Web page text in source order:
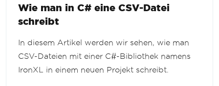
Wie man in C# eine CSV-Datei
schreibt
In diesem Artikel werden wir sehen, wie man
CSV-Dateien mit einer C#-Bibliothek namens
IronXL in einem neuen Projekt schreibt.